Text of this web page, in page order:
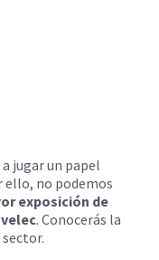
jugar un papel
ello, no podemos
exposición de
. Conocerás la